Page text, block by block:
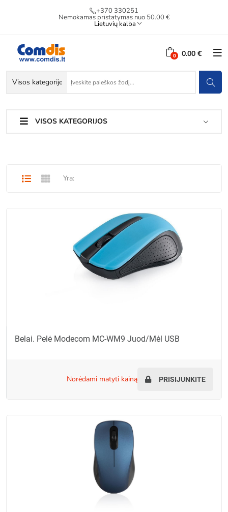
+370 330251
Nemokamas pristatymas nuo 50.00 €
Lietuvių kalba
0.00 €
VISOS KATEGORIJOS
Yra:
Belai. Pelė Modecom MC-WM9 Juod/mėl USB
norėdami matyti kainą PRISIJUNKITE